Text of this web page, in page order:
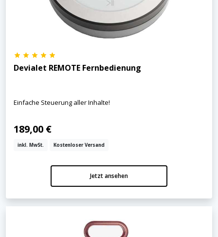
Devialet REMOTE Fernbedienung
Einfache Steuerung aller Inhalte!
189,00 €
inkl. MwSt. Kostenloser Versand
Jetzt ansehen